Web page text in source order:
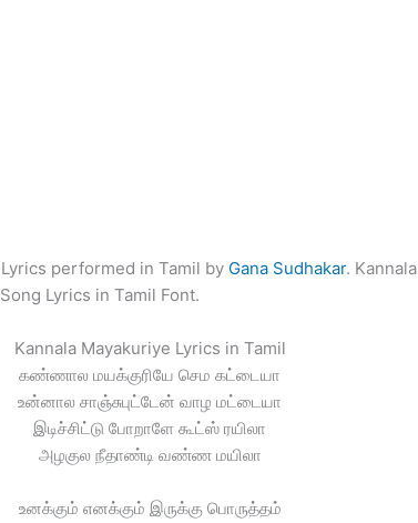
performed in Tamil by Gana Sudhakar. Kannala
Lyrics in Tamil Font.
Kannala Mayakuriye Lyrics in Tamil
கண்ணால மயக்குரியே செம கட்டையா
உன்னால சாஞ்சுபுட்டேன் வாழ மட்டையா
இடிச்சிட்டு போறாளே கூட்ஸ் ரயிலா
அழகுல நீதாண்டி வண்ண மயிலா
உனக்கும் எனக்கும் இருக்கு பொருத்தம்